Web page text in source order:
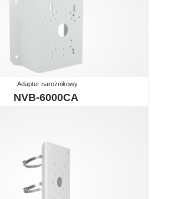
Adapter narożnikowy
NVB-6000CA